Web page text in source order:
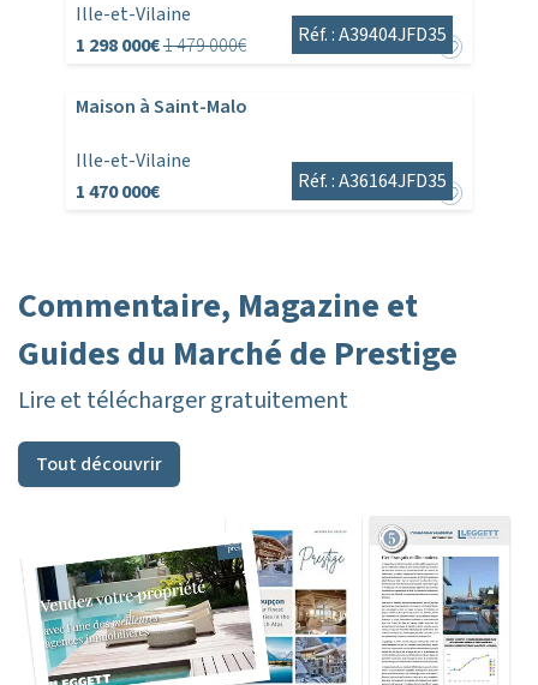
Ille-et-Vilaine
1 298 000€1 479 000€ Réf. : A39404JFD35
Maison à Saint-Malo
Ille-et-Vilaine
1 470 000€
Réf. : A36164JFD35
Commentaire, Magazine et
Guides du Marché de Prestige
Lire et télécharger gratuitement
Tout découvrir